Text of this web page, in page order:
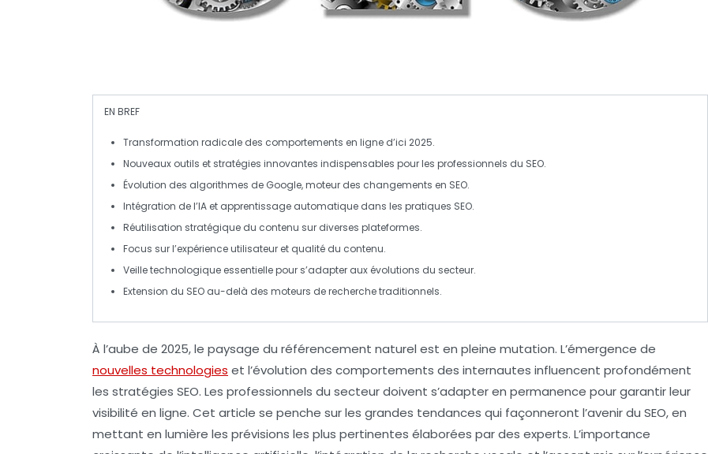
EN BREF
Transformation radicale des comportements en ligne d’ici 2025.
Nouveaux outils et stratégies innovantes indispensables pour les professionnels du SEO.
Évolution des algorithmes de Google, moteur des changements en SEO.
Intégration del’IA et apprentissage automatique dans les pratiques SEO.
Réutilisation stratégique du contenu sur diverses plateformes.
Focus surl’expérience utilisateur et qualité du contenu.
Veille technologique essentielle pour s’adapter aux évolutions du secteur.
Extension du SEO au-delà des moteurs de recherchetraditionnels.
À l’aube de 2025, le paysage du référencement naturel est en pleine mutation. L’émergence de
nouvelles technologies et l’évolution des comportements des internautes influencent profondément
les stratégies SEO. Les professionnels du secteur doivent s’adapter en permanence pour garantir leur
visibilité en ligne. Cet article se penche sur les grandes tendances qui façonneront l’avenir du SEO, en
mettant en lumière les prévisions les plus pertinentes élaborées par des experts. L’importance